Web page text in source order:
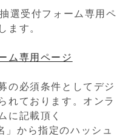
選受付フォーム専用ペ
ます。
ム専用ページ
の必須条件としてデジ
れております。オンラ
に記載頂く
」から指定のハッシュ